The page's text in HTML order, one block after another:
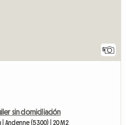
5
sin domiciliación
| Andenne (5300) | 20 M2